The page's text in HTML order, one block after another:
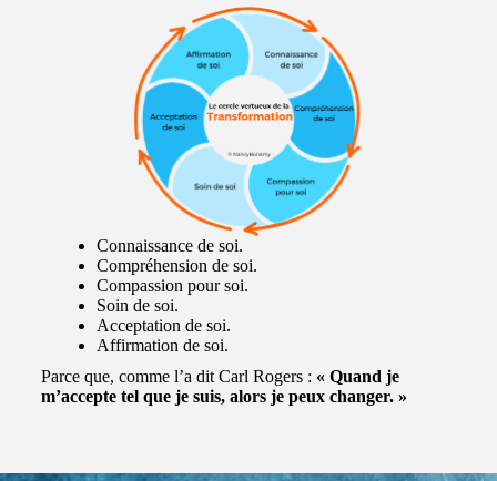
Connaissance de soi.
Compréhension de soi.
Compassion pour soi.
Soin de soi.
Acceptation de soi.
Affirmation de soi.
Parce que, comme l’a dit Carl Rogers : « Quand je
m’accepte tel que je suis, alors je peux changer. »